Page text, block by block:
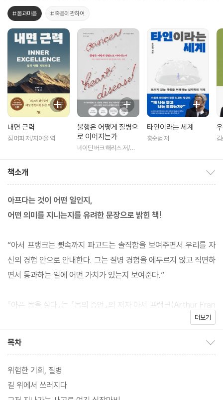
#몸과마음 #죽음에관하여
내면 근력
짐 머피 저/지여울 역
불행은 어떻게 질병으
로 이어지는가
네이딘 버크 해리스 저/정
타인이라는 세계
홍순범 저 김
책소개
아프다는 것이 어떤 일인지,
어떤 의미를 지니는지를 유려한 문장으로 밝힌 책!
“아서 프랭크는 뼛속까지 파고드는 솔직함을 보여주면서 우리를 자
신의 경험 안으로 안내한다. 그는 질병 경험을 에두르지 않고 직면하
면서 통과하는 일에 어떤 가치가 있는지 보여준다.”
『아픈 몸을 살다』는 『몸의 증언』의 저자 아서 프랭크(Arthur Fran
k)가 자신의 질병 경험(특히 암)에 대해 쓴 개인적인 에세이다. 사회
를 겪고 그 다음 해에는 고환암 진단을 받았다가 수술과 화학요법을
통해 회복한다. 이런 경험이 책을 쓰는 계기가 되었지만 『아픈 몸을
살다』를 질병 수기라는 말로 전부 설명하기엔 부족한데, 이 책은 우
리가 보통 질병 수기라는 장르의 글에서 나올 것이라 기대하는 내용
더보기
목차
위험한 기회, 질병
길 위에서 쓰러지다